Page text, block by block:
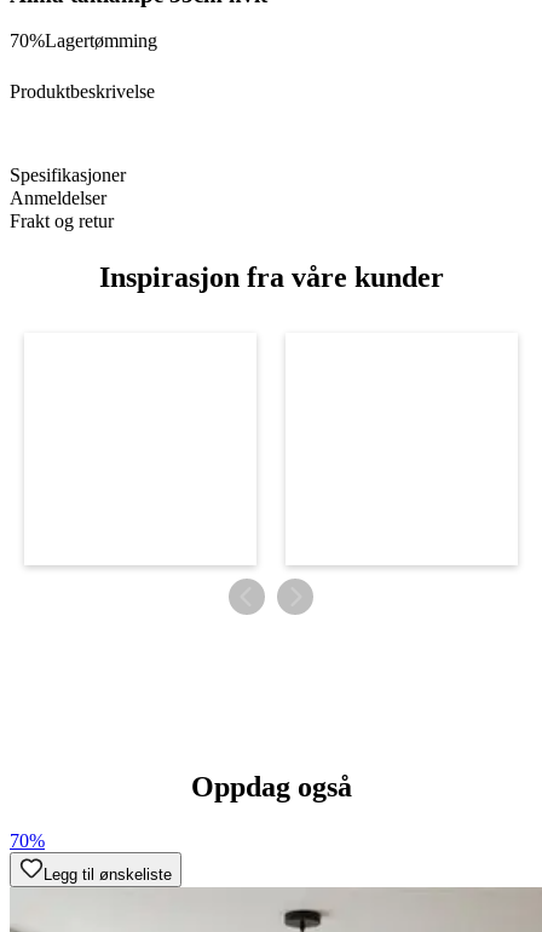
70%Lagertømming
Produktbeskrivelse
Spesifikasjoner
Anmeldelser
Frakt og retur
Inspirasjon fra våre kunder
Oppdag også
70%
Legg til ønskeliste